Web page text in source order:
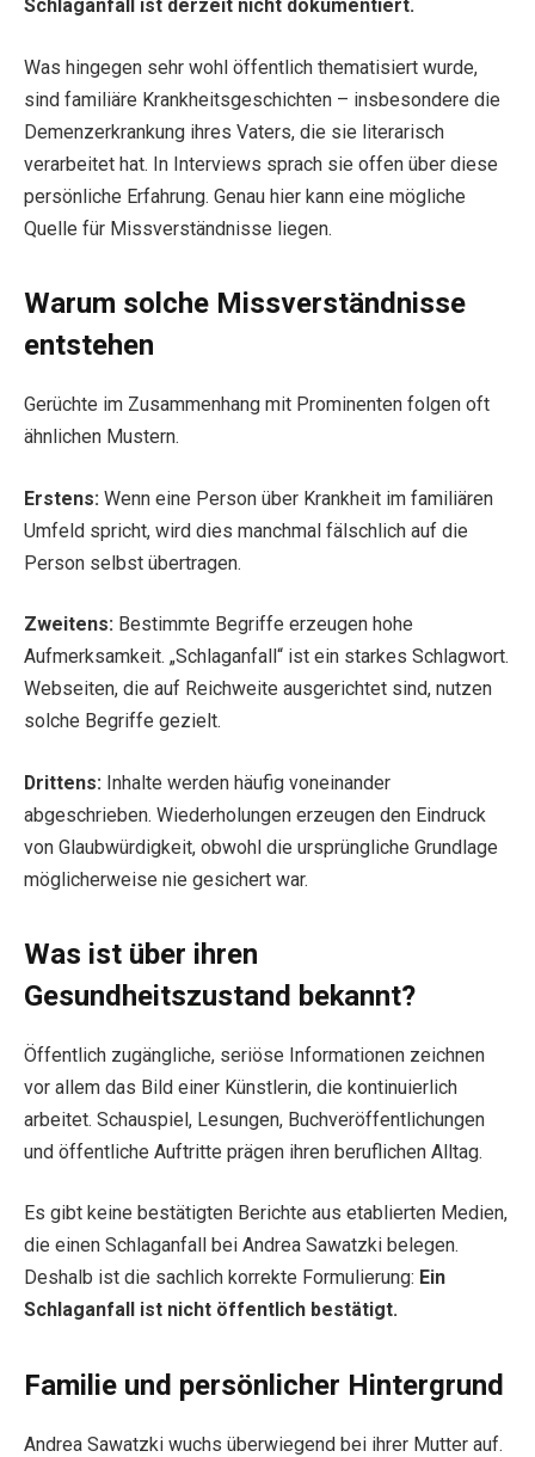
Schlaganfall ist derzeit nicht dokumentiert.
Was hingegen sehr wohl öffentlich thematisiert wurde,
sind familiäre Krankheitsgeschichten – insbesondere die
Demenzerkrankung ihres Vaters, die sie literarisch
verarbeitet hat. In Interviews sprach sie offen über diese
persönliche Erfahrung. Genau hier kann eine mögliche
Quelle für Missverständnisse liegen.
Warum solche Missverständnisse
entstehen
Gerüchte im Zusammenhang mit Prominenten folgen oft
ähnlichen Mustern.
Erstens: Wenn eine Person über Krankheit im familiären
Umfeld spricht, wird dies manchmal fälschlich auf die
Person selbst übertragen.
Zweitens: Bestimmte Begriffe erzeugen hohe
Aufmerksamkeit. „Schlaganfall“ ist ein starkes Schlagwort.
Webseiten, die auf Reichweite ausgerichtet sind, nutzen
solche Begriffe gezielt.
Drittens: Inhalte werden häufig voneinander
abgeschrieben. Wiederholungen erzeugen den Eindruck
von Glaubwürdigkeit, obwohl die ursprüngliche Grundlage
möglicherweise nie gesichert war.
Was ist über ihren
Gesundheitszustand bekannt?
Öffentlich zugängliche, seriöse Informationen zeichnen
vor allem das Bild einer Künstlerin, die kontinuierlich
arbeitet. Schauspiel, Lesungen, Buchveröffentlichungen
und öffentliche Auftritte prägen ihren beruflichen Alltag.
Es gibt keine bestätigten Berichte aus etablierten Medien,
die einen Schlaganfall bei Andrea Sawatzki belegen.
Deshalb ist die sachlich korrekte Formulierung: Ein
Schlaganfall ist nicht öffentlich bestätigt.
Familie und persönlicher Hintergrund
Andrea Sawatzki wuchs überwiegend bei ihrer Mutter auf.